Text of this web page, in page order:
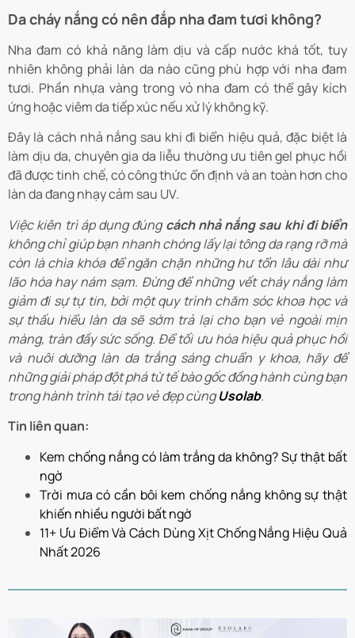
Da cháy nắng có nên đắp nha đam tươi không?
Nha đam có khả năng làm dịu và cấp nước khá tốt, tuy
nhiên không phải làn da nào cũng phù hợp với nha đam
tươi. Phần nhựa vàng trong vỏ nha đam có thể gây kích
ứng hoặc viêm da tiếp xúc nếu xử lý không kỹ.
Đây là cách nhả nắng sau khi đi biển hiệu quả, đặc biệt là
làm dịu da, chuyên gia da liễu thường ưu tiên gel phục hồi
đã được tinh chế, có công thức ổn định và an toàn hơn cho
làn da đang nhạy cảm sau UV.
Việc kiên trì áp dụng đúngcách nhả nắng sau khi đi biển
không chỉ giúp bạn nhanh chóng lấy lại tông da rạng rỡ mà
còn là chìa khóa để ngăn chặn những hư tổn lâu dài như
lão hóa hay nám sạm. Đừng để những vết cháy nắng làm
giảm đi sự tự tin, bởi một quy trình chăm sóc khoa học và
sự thấu hiểu làn da sẽ sớm trả lại cho bạn vẻ ngoài mịn
màng, tràn đầy sức sống. Để tối ưu hóa hiệu quả phục hồi
và nuôi dưỡng làn da trắng sáng chuẩn y khoa, hãy để
những giải pháp đột phá từ tế bào gốc đồng hành cùng bạn
trong hành trình tái tạo vẻ đẹp cùngUsolab.
Tin liên quan:
Kem chống nắng có làm trắng da không? Sự thật bất
ngờ
Trời mưa có cần bôi kem chống nắng không sự thật
khiến nhiều người bất ngờ
11+ Ưu Điểm Và Cách Dùng Xịt Chống Nắng Hiệu Quả
Nhất 2026